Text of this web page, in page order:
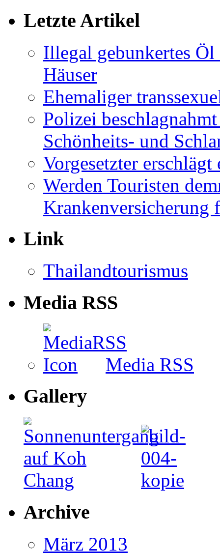
Letzte Artikel
Illegal gebunkertes
Häuser
Ehemaliger
Polizei
Schönheits- und
Vorgesetzter
Werden Touristen
Krankenversicherung
Link
Thailandtourismus
Media RSS
Media RSS
Gallery
Archive
März 2013